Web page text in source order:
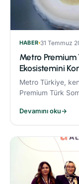
HABER 31 Temmuz
Metro
Ekosistemini
Metro Türkiye,
Premium Türk
uyguluyor.
Devamını oku→